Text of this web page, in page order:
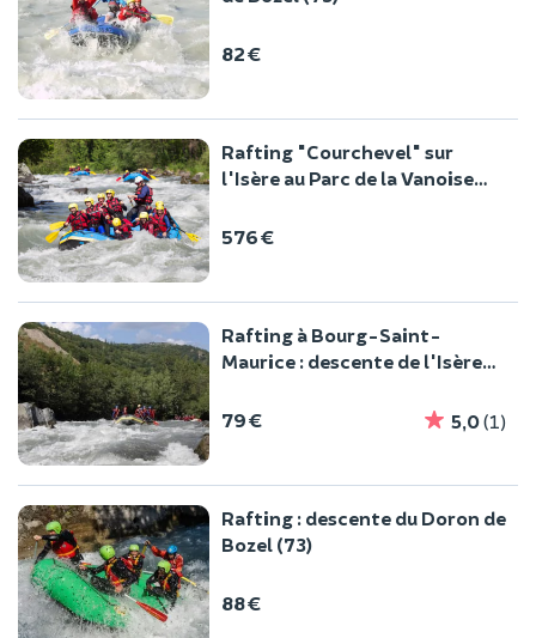
82 €
Rafting "Courchevel" sur
l'Isère au Parc de la Vanoise
576 €
Rafting à Bourg-Saint-
Maurice : descente de l'Isère
79 € 5,0(1)
Rafting : descente du Doron de
Bozel (73)
88 €